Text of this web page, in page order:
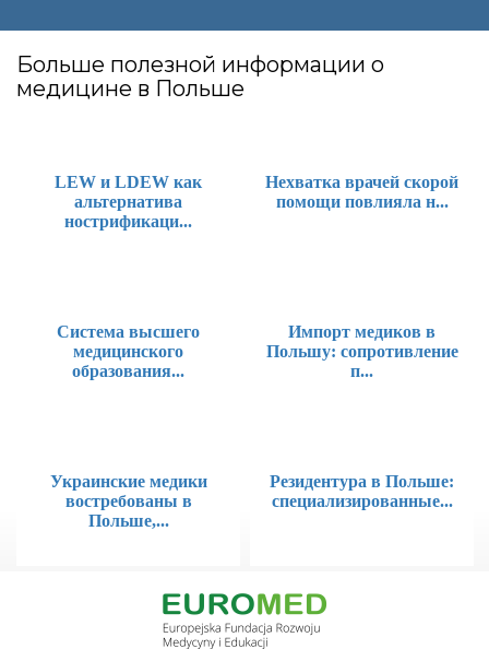
Больше полезной информации о
медицине в Польше
LEW и LDEW как
альтернатива
нострификаци...
Нехватка врачей скорой
помощи повлияла н...
Система высшего
медицинского
образования...
Импорт медиков в
Польшу: сопротивление
п...
Украинские медики
востребованы в
Польше,...
Резидентура в Польше:
специализированные...